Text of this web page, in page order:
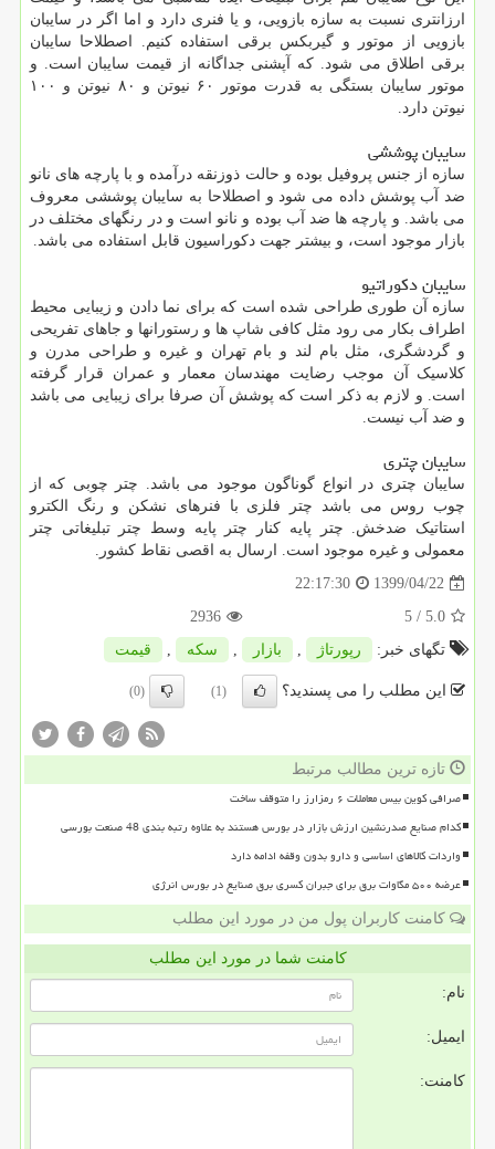
ارزانتری نسبت به سازه بازویی، و یا فنری دارد و اما اگر در سایبان
بازویی از موتور و گیربکس برقی استفاده کنیم. اصطلاحا سایبان
برقی اطلاق می شود. که آپشنی جداگانه از قیمت سایبان است. و
موتور سایبان بستگی به قدرت موتور ۶۰ نیوتن و ۸۰ نیوتن و ۱۰۰
نیوتن دارد.
سایبان پوششی
سازه از جنس پروفیل بوده و حالت ذوزنقه درآمده و با پارچه های نانو
ضد آب پوشش داده می شود و اصطلاحا به سایبان پوششی معروف
می باشد. و پارچه ها ضد آب بوده و نانو است و در رنگهای مختلف در
بازار موجود است، و بیشتر جهت دکوراسیون قابل استفاده می باشد.
سایبان دکوراتیو
سازه آن طوری طراحی شده است که برای نما دادن و زیبایی محیط
اطراف بکار می رود مثل کافی شاپ ها و رستورانها و جاهای تفریحی
و گردشگری، مثل بام لند و بام تهران و غیره و طراحی مدرن و
کلاسیک آن موجب رضایت مهندسان معمار و عمران قرار گرفته
است. و لازم به ذکر است که پوشش آن صرفا برای زیبایی می باشد
و ضد آب نیست.
سایبان چتری
سایبان چتری در انواع گوناگون موجود می باشد. چتر چوبی که از
چوب روس می باشد چتر فلزی با فنرهای نشکن و رنگ الکترو
استاتیک ضدخش. چتر پایه کنار چتر پایه وسط چتر تبلیغاتی چتر
معمولی و غیره موجود است. ارسال به اقصی نقاط کشور.
1399/04/22
22:17:30
5.0
/ 5
2936
تگهای خبر:
رپورتاژ , بازار , سكه , قیمت
این مطلب را می پسندید؟ (1)
(0)
تازه ترین مطالب مرتبط
صرافی کوین بیس معاملات ۶ رمزارز را متوقف ساخت
کدام صنایع صدرنشین ارزش بازار در بورس هستند به علاوه رتبه بندی 48 صنعت بورسی
واردات کالاهای اساسی و دارو بدون وقفه ادامه دارد
عرضه ۵۰۰ مگاوات برق برای جبران کسری برق صنایع در بورس انرژی
کامنت کاربران پول من در مورد این مطلب
کامنت شما در مورد این مطلب
نام:
ایمیل:
کامنت: